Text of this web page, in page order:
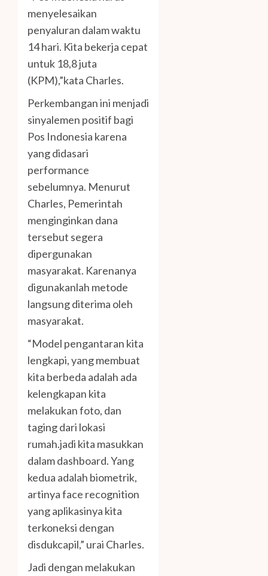
menyelesaikan
penyaluran dalam waktu
14 hari. Kita bekerja cepat
untuk 18,8 juta
(KPM),”kata Charles.
Perkembangan ini menjadi
sinyalemen positif bagi
Pos Indonesia karena
yang didasari
performance
sebelumnya. Menurut
Charles, Pemerintah
menginginkan dana
tersebut segera
dipergunakan
masyarakat. Karenanya
digunakanlah metode
langsung diterima oleh
masyarakat.
“Model pengantaran kita
lengkapi, yang membuat
kita berbeda adalah ada
kelengkapan kita
melakukan foto, dan
taging dari lokasi
rumah.jadi kita masukkan
dalam dashboard. Yang
kedua adalah biometrik,
artinya face recognition
yang aplikasinya kita
terkoneksi dengan
disdukcapil,” urai Charles.
Jadi dengan melakukan